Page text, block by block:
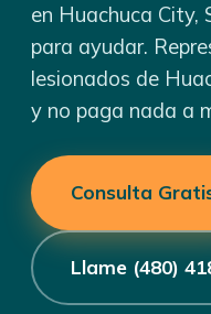
en Huachuca City,
para ayudar.
lesionados de
y no paga nada a
Consulta
Llame (480)